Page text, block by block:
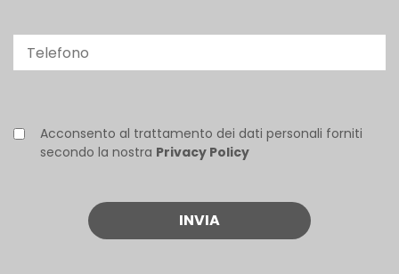
Acconsento al trattamento dei dati personali forniti
secondo la nostra Privacy Policy